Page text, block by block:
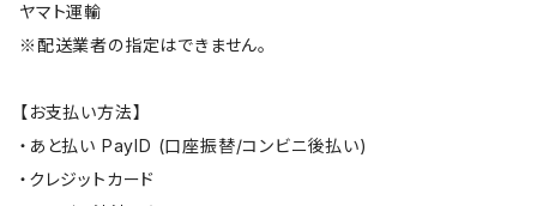
ヤマト運輸
※配送業者の指定はできません。
【お支払い方法】
・あと払い PayID (口座振替/コンビニ後払い)
・クレジットカード